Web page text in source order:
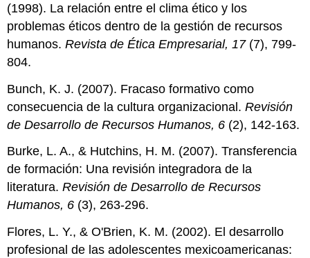
(1998). La relación entre el clima ético y los
problemas éticos dentro de la gestión de recursos
humanos.Revista de Ética Empresarial, 17(7), 799-
804.
Bunch, K. J. (2007). Fracaso formativo como
consecuencia de la cultura organizacional.Revisión
de Desarrollo de Recursos Humanos, 6 (2), 142-163.
Burke, L. A., & Hutchins, H. M. (2007). Transferencia
de formación: Una revisión integradora de la
literatura.Revisión de Desarrollo de Recursos
Humanos, 6 (3), 263-296.
Flores, L. Y., & O'Brien, K. M. (2002). El desarrollo
profesional de las adolescentes mexicoamericanas: